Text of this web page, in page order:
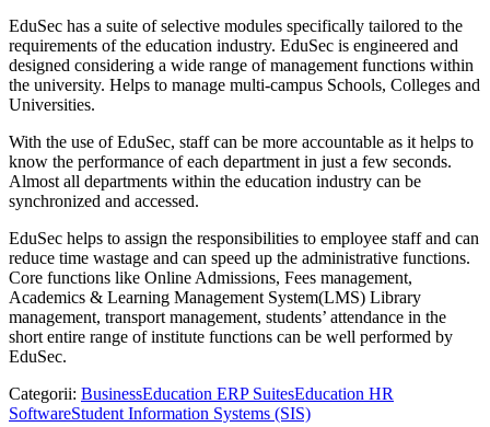
EduSec has a suite of selective modules specifically tailored to the
requirements of the education industry. EduSec is engineered and
designed considering a wide range of management functions within
the university. Helps to manage multi-campus Schools, Colleges and
Universities.
With the use of EduSec, staff can be more accountable as it helps to
know the performance of each department in just a few seconds.
Almost all departments within the education industry can be
synchronized and accessed.
EduSec helps to assign the responsibilities to employee staff and can
reduce time wastage and can speed up the administrative functions.
Core functions like Online Admissions, Fees management,
Academics & Learning Management System(LMS) Library
management, transport management, students’ attendance in the
short entire range of institute functions can be well performed by
EduSec.
Categorii: BusinessEducation ERP SuitesEducation HR
SoftwareStudent Information Systems (SIS)